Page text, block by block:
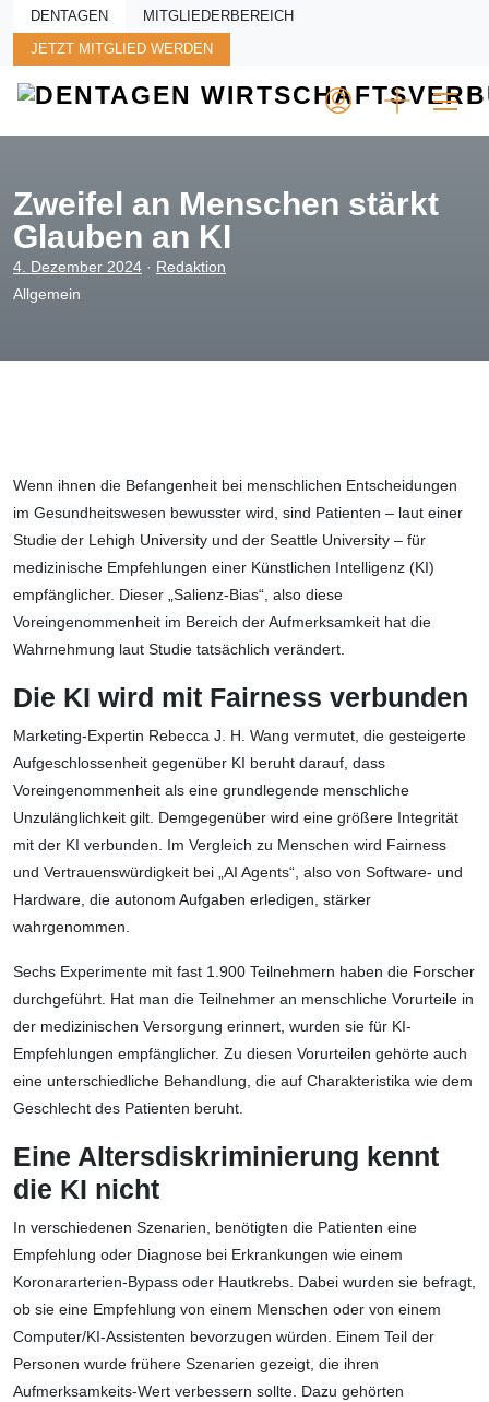
Skip to main content
DENTAGEN MITGLIEDERBEREICH
JETZT MITGLIED WERDEN
Zweifel an Menschen stärkt
Glauben an KI
4. Dezember 2024 · Redaktion
Allgemein
Wenn ihnen die Befangenheit bei menschlichen Entscheidungen
im Gesundheitswesen bewusster wird, sind Patienten – laut einer
Studie der Lehigh University und der Seattle University – für
medizinische Empfehlungen einer Künstlichen Intelligenz (KI)
empfänglicher. Dieser „Salienz-Bias“, also diese
Voreingenommenheit im Bereich der Aufmerksamkeit hat die
Wahrnehmung laut Studie tatsächlich verändert.
Die KI wird mit Fairness verbunden
Marketing-Expertin Rebecca J. H. Wang vermutet, die gesteigerte
Aufgeschlossenheit gegenüber KI beruht darauf, dass
Voreingenommenheit als eine grundlegende menschliche
Unzulänglichkeit gilt. Demgegenüber wird eine größere Integrität
mit der KI verbunden. Im Vergleich zu Menschen wird Fairness
und Vertrauenswürdigkeit bei „AI Agents“, also von Software- und
Hardware, die autonom Aufgaben erledigen, stärker
wahrgenommen.
Sechs Experimente mit fast 1.900 Teilnehmern haben die Forscher
durchgeführt. Hat man die Teilnehmer an menschliche Vorurteile in
der medizinischen Versorgung erinnert, wurden sie für KI-
Empfehlungen empfänglicher. Zu diesen Vorurteilen gehörte auch
eine unterschiedliche Behandlung, die auf Charakteristika wie dem
Geschlecht des Patienten beruht.
Eine Altersdiskriminierung kennt
die KI nicht
In verschiedenen Szenarien, benötigten die Patienten eine
Empfehlung oder Diagnose bei Erkrankungen wie einem
Koronararterien-Bypass oder Hautkrebs. Dabei wurden sie befragt,
ob sie eine Empfehlung von einem Menschen oder von einem
Computer/KI-Assistenten bevorzugen würden. Einem Teil der
Personen wurde frühere Szenarien gezeigt, die ihren
Aufmerksamkeits-Wert verbessern sollte. Dazu gehörten